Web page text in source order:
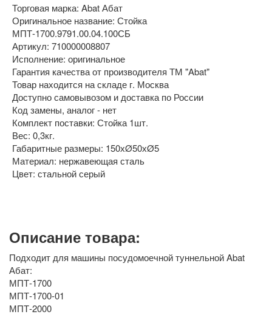
Торговая марка: Abat Абат
Оригинальное название: Стойка
МПТ-1700.9791.00.04.100СБ
Артикул: 710000008807
Исполнение: оригинальное
Гарантия качества от производителя ТМ "Abat"
Товар находится на складе г. Москва
Доступно самовывозом и доставка по России
Код замены, аналог - нет
Комплект поставки: Стойка 1шт.
Вес: 0,3кг.
Габаритные размеры: 150хØ50хØ5
Материал: нержавеющая сталь
Цвет: стальной серый
Описание товара:
Подходит для машины посудомоечной туннельной Abat
Абат:
МПТ-1700
МПТ-1700-01
МПТ-2000